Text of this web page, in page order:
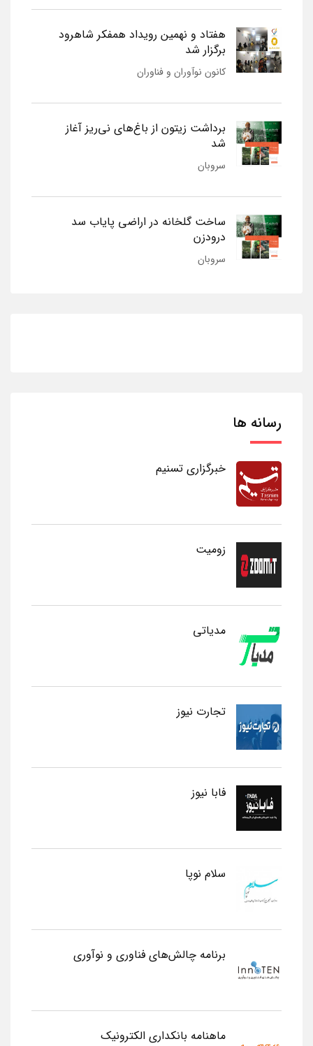
هفتاد و نهمین رویداد همفکر شاهرود
برگزار شد
کانون نوآوران و فناوران
برداشت زیتون از باغ‌های نی‌ریز آغاز
شد
سروبان
ساخت گلخانه در اراضی پایاب سد
درودزن
سروبان
رسانه ها
خبرگزاری تسنیم
زومیت
مدیاتی
تجارت نیوز
فابا نیوز
سلام نوپا
برنامه چالش‌های فناوری و نوآوری
ماهنامه بانکداری الکترونیک